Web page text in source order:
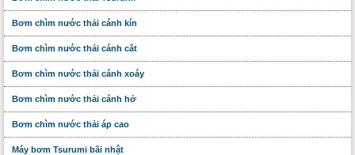
Bơm chìm nước thải cánh kín
Bơm chìm nước thải cánh cắt
Bơm chìm nước thải cánh xoáy
Bơm chìm nước thải cánh hở
Bơm chìm nước thải áp cao
Máy bơm Tsurumi bãi nhật